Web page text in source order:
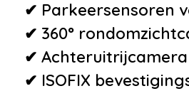
snelheidsafhankelijk
•Stuur verstelbaar
Milieu
✔ Parkeersensoren
✔ 360°
✔ Achteruitrijcamera
✔ ISOFIX